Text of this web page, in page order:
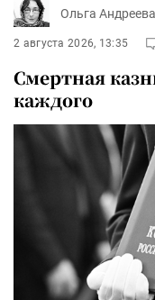
Ольга Андреева
2 августа 2026, 13:35
Смертная
каждого